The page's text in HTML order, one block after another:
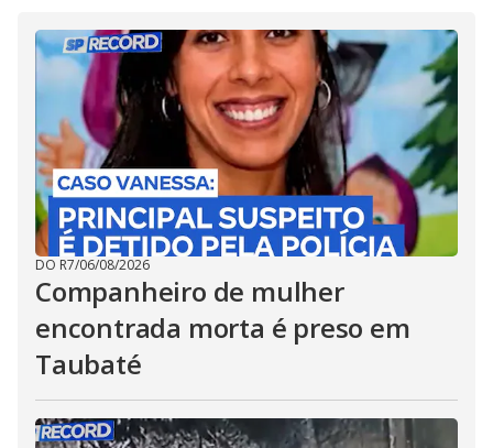
DO R7/06/08/2026
Companheiro de mulher
encontrada morta é preso em
Taubaté